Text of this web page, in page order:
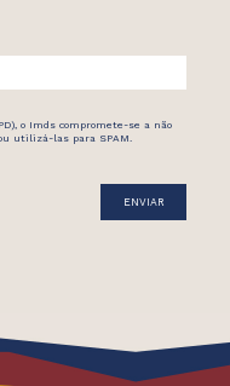
o Imds compromete-se a não
utilizá-las para SPAM.